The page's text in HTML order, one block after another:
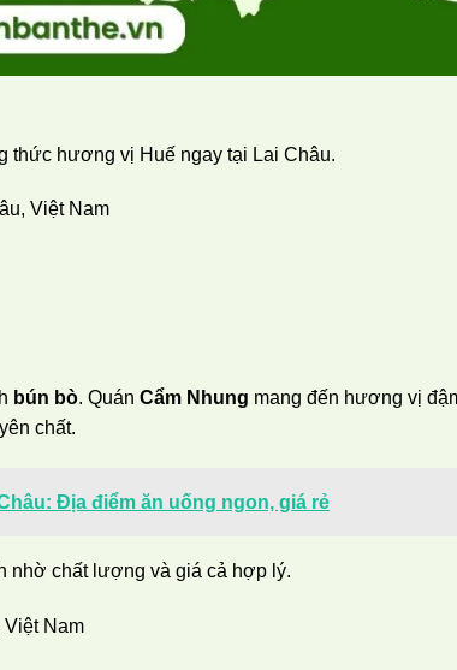
hương vị Huế ngay tại Lai Châu.
Việt Nam
bún bò. Quán Cẩm Nhung mang đến hương vị
chất.
Địa điểm ăn uống ngon, giá rẻ
nhờ chất lượng và giá cả hợp lý.
Nam